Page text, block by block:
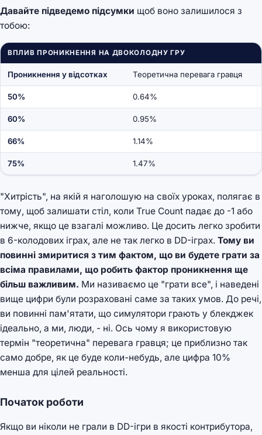
Давайте підведемо підсумки щоб воно залишилося з
тобою:
ВПЛИВ ПРОНИКНЕННЯ НА ДВОКОЛОДНУ ГРУ
Проникнення у відсотках Теоретична перевага гравця
50% 0.64%
60% 0.95%
66% 1.14%
75% 1.47%
"Хитрість", на якій я наголошую на своїх уроках, полягає в
тому, щоб залишати стіл, коли True Count падає до -1 або
нижче, якщо це взагалі можливо. Це досить легко зробити
в 6-колодових іграх, але не так легко в DD-іграх. Тому ви
повинні змиритися з тим фактом, що ви будете грати за
всіма правилами, що робить фактор проникнення ще
більш важливим. Ми називаємо це "грати все", і наведені
вище цифри були розраховані саме за таких умов. До речі,
ви повинні пам'ятати, що симулятори грають у блекджек
ідеально, а ми, люди, - ні. Ось чому я використовую
термін "теоретична" перевага гравця; це приблизно так
само добре, як це буде коли-небудь, але цифра 10%
менша для цілей реальності.
Початок роботи
Якщо ви ніколи не грали в DD-ігри в якості контрибутора,